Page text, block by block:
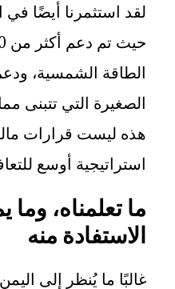
لقد استثمرنا أيضًا في
الطاقة الشمسية، ودعم
الصغيرة التي تتبنى
هذه ليست قرارات
استراتيجية أوسع
ما تعلمناه، وما
الاستفادة منه
غالبًا ما يُنظر إلى